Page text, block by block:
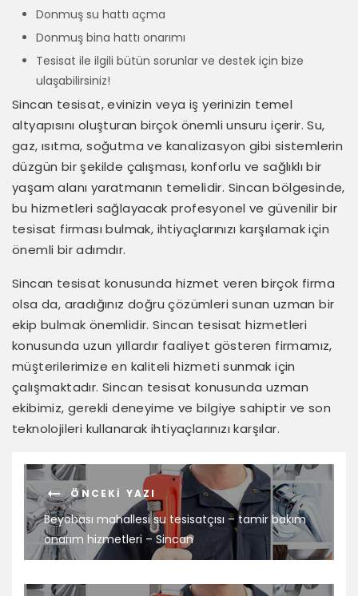
Donmuş su hattı açma
Donmuş bina hattı onarımı
Tesisat ile ilgili bütün sorunlar ve destek için bize
ulaşabilirsiniz!
Sincan tesisat, evinizin veya iş yerinizin temel
altyapısını oluşturan birçok önemli unsuru içerir. Su,
gaz, ısıtma, soğutma ve kanalizasyon gibi sistemlerin
düzgün bir şekilde çalışması, konforlu ve sağlıklı bir
yaşam alanı yaratmanın temelidir. Sincan bölgesinde,
bu hizmetleri sağlayacak profesyonel ve güvenilir bir
tesisat firması bulmak, ihtiyaçlarınızı karşılamak için
önemli bir adımdır.
Sincan tesisat konusunda hizmet veren birçok firma
olsa da, aradığınız doğru çözümleri sunan uzman bir
ekip bulmak önemlidir. Sincan tesisat hizmetleri
konusunda uzun yıllardır faaliyet gösteren firmamız,
müşterilerimize en kaliteli hizmeti sunmak için
çalışmaktadır. Sincan tesisat konusunda uzman
ekibimiz, gerekli deneyime ve bilgiye sahiptir ve son
teknolojileri kullanarak ihtiyaçlarınızı karşılar.
ÖNCEKI YAZI
Beyobası mahallesi su tesisatçısı – tamir bakım
onarım hizmetleri – Sincan